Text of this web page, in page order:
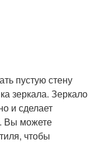
пустую стену
зеркала. Зеркало
и сделает
Вы можете
чтобы